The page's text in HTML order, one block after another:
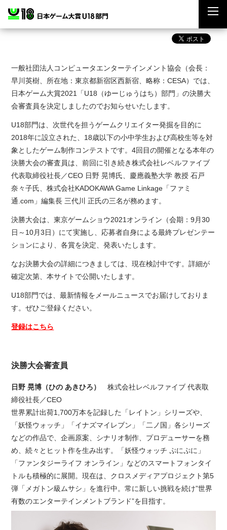
一般社団法人コンピュータエンターテインメント協会（会長：
早川英樹、所在地：東京都新宿区西新宿、略称：CESA）では、
日本ゲーム大賞2021「U18（ゆーじゅうはち）部門」の決勝大
会審査員を決定しましたのでお知らせいたします。
U18部門は、次世代を担うゲームクリエイター発掘を目的に
2018年に設立された、18歳以下の小中学生および高校生等を対
象としたゲーム制作コンテストです。4回目の開催となる本年の
決勝大会の審査員は、前回に引き続き株式会社レベルファイブ
代表取締役社長／CEO 日野 晃博氏、慶應義塾大学 教授 石戸
奈々子氏、株式会社KADOKAWA Game Linkage「ファミ
通.com」編集長 三代川 正氏の三名が務めます。
決勝大会は、東京ゲームショウ2021オンライン（会期：9月30
日～10月3日）にて実施し、応募者自身による最終プレゼンテー
ションにより、各賞を決定、発表いたします。
なお決勝大会の詳細につきましては、現在検討中です。詳細が
確定次第、本サイトで公開いたします。
U18部門では、最新情報をメールニュースでお届けしておりま
す。ぜひご登録ください。
登録はこちら
決勝大会審査員
日野 晃博（ひの あきひろ）
株式会社レベルファイブ 代表取
締役社長／CEO
世界累計出荷1,700万本を記録した「レイトン」シリーズや、
「妖怪ウォッチ」「イナズマイレブン」「二ノ国」各シリーズ
などの作品で、企画原案、シナリオ制作、プロデューサーを務
め、続々とヒット作を生み出す。「妖怪ウォッチ ぷにぷに」
「ファンタジーライフ オンライン」などのスマートフォンタイ
トルも積極的に展開。現在は、クロスメディアプロジェクト第5
弾「メガトン級ムサシ」を進行中。常に新しい挑戦を続け”世界
有数のエンターテインメントブランド”を目指す。